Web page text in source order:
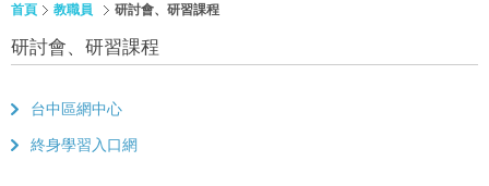
首頁 教職員 研討會、研習課程
研討會、研習課程
台中區網中心
終身學習入口網